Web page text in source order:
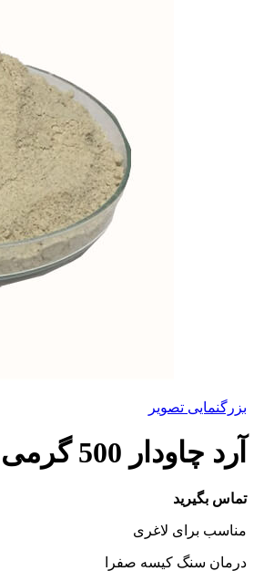
بزرگنمایی تصویر
آرد چاودار 500 گرمی
تماس بگیرید
مناسب برای لاغری
درمان سنگ کیسه صفرا